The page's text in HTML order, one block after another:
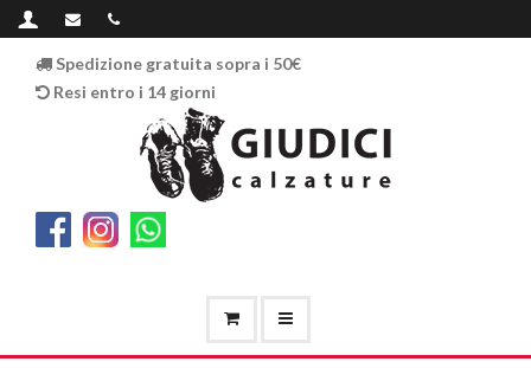
Spedizione gratuita sopra i 50€
Resi entro i 14 giorni